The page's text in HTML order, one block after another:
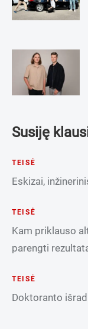
Susiję
TEISĖ
Eskizai,
TEISĖ
Kam priklauso
parengti
TEISĖ
Doktoranto